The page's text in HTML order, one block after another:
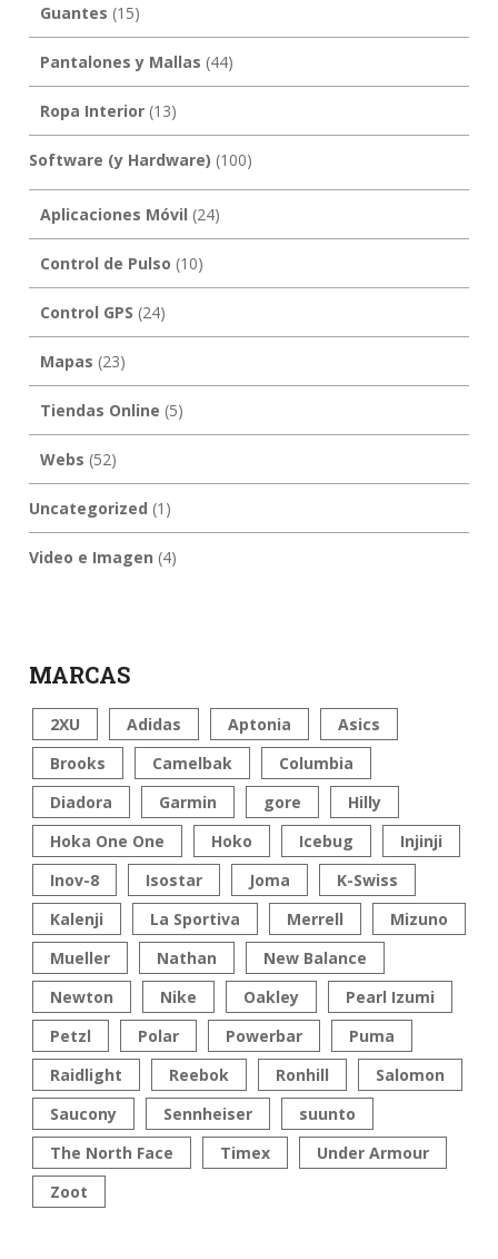
Guantes (15)
Pantalones y Mallas (44)
Ropa Interior(13)
Software (y Hardware) (100)
Aplicaciones Móvil (24)
Control de Pulso (10)
Control GPS (24)
Mapas (23)
Tiendas Online (5)
Webs (52)
Uncategorized (1)
Video e Imagen (4)
MARCAS
2XU Adidas Aptonia
Asics
Brooks
Camelbak
Columbia
Diadora
Garmin gore
Hilly
Hoka One One
Hoko Icebug
Injinji
Inov-8
Isostar Joma
K-Swiss
Kalenji
La Sportiva Merrell
Mizuno
Mueller
Nathan
New Balance
Newton
Nike Oakley
Pearl Izumi
Petzl
Polar Powerbar
Puma
Raidlight
Reebok Ronhill
Salomon
Saucony
Sennheiser
suunto
The North Face
Timex
Under Armour
Zoot